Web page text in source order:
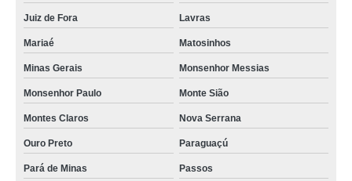
Juiz de Fora Lavras
Mariaé Matosinhos
Minas Gerais Monsenhor Messias
Monsenhor Paulo Monte Sião
Montes Claros Nova Serrana
Ouro Preto Paraguaçú
Pará de Minas Passos